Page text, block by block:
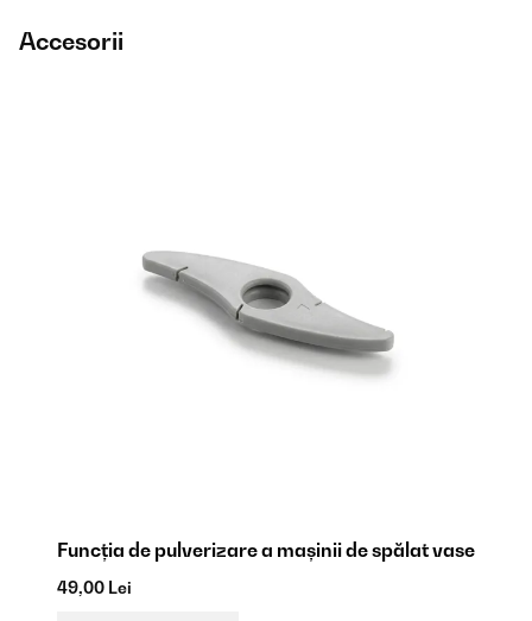
Accesorii
Funcția de pulverizare a mașinii de spălat vase
49,00 Lei